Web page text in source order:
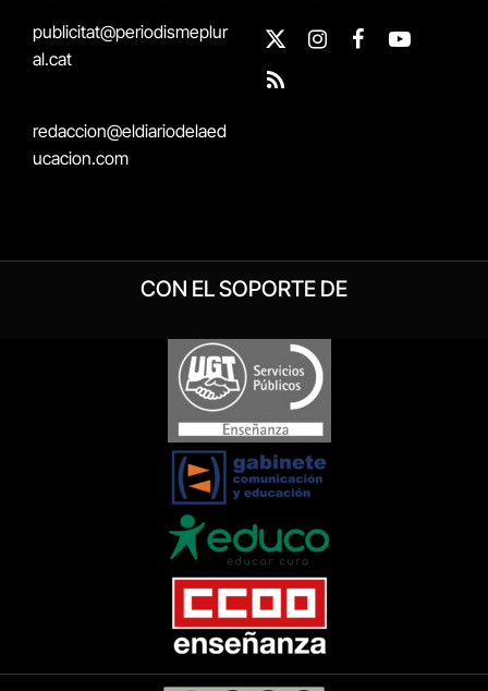
publicitat@periodismeplur
al.cat
redaccion@eldiariodelaed
ucacion.com
X
(Twitter)
InstagramFacebookYouTube
RSS
CON EL SOPORTE DE